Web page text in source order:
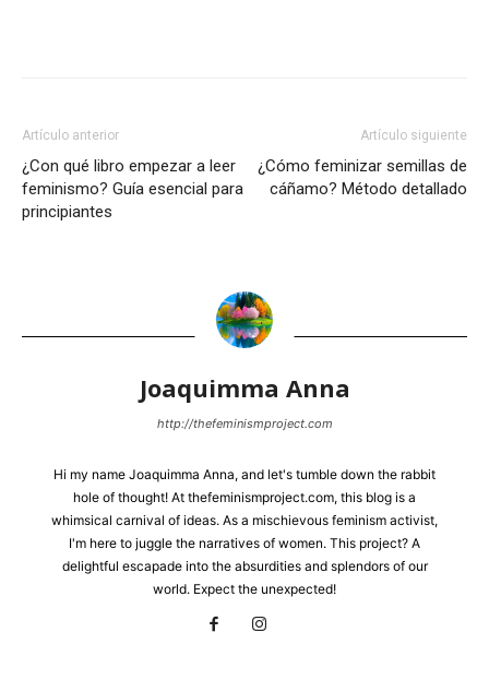
Artículo anterior
¿Con qué libro empezar a leer
feminismo? Guía esencial para
principiantes
Artículo siguiente
¿Cómo feminizar semillas de
cáñamo? Método detallado
Joaquimma Anna
http://thefeminismproject.com
Hi my name Joaquimma Anna, and let's tumble down the rabbit
hole of thought! At thefeminismproject.com, this blog is a
whimsical carnival of ideas. As a mischievous feminism activist,
I'm here to juggle the narratives of women. This project? A
delightful escapade into the absurdities and splendors of our
world. Expect the unexpected!